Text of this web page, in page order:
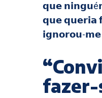
𝗾𝘂𝗲
𝗾𝘂𝗲 𝗾𝘂𝗲𝗿𝗶𝗮
𝗶𝗴𝗻𝗼𝗿𝗼𝘂-𝗺𝗲
fazer-